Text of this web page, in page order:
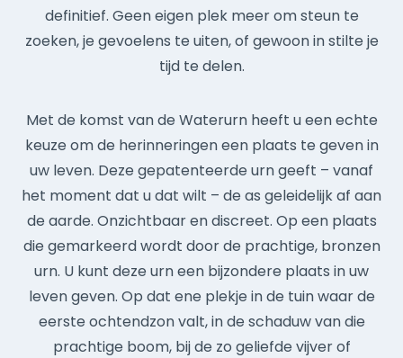
definitief. Geen eigen plek meer om steun te
zoeken, je gevoelens te uiten, of gewoon in stilte je
tijd te delen.
Met de komst van de Waterurn heeft u een echte
keuze om de herinneringen een plaats te geven in
uw leven. Deze gepatenteerde urn geeft – vanaf
het moment dat u dat wilt – de as geleidelijk af aan
de aarde. Onzichtbaar en discreet. Op een plaats
die gemarkeerd wordt door de prachtige, bronzen
urn. U kunt deze urn een bijzondere plaats in uw
leven geven. Op dat ene plekje in de tuin waar de
eerste ochtendzon valt, in de schaduw van die
prachtige boom, bij de zo geliefde vijver of